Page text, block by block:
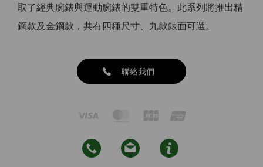
取了經典腕錶與運動腕錶的雙重特色。此系列將推出精
鋼款及金鋼款，共有四種尺寸、九款錶面可選。
聯絡我們